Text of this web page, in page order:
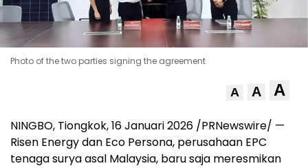
Photo of the two parties signing the agreement
A A A
NINGBO, Tiongkok, 16 Januari 2026 /PRNewswire/ —
Risen Energy dan Eco Persona, perusahaan EPC
tenaga surya asal Malaysia, baru saja meresmikan